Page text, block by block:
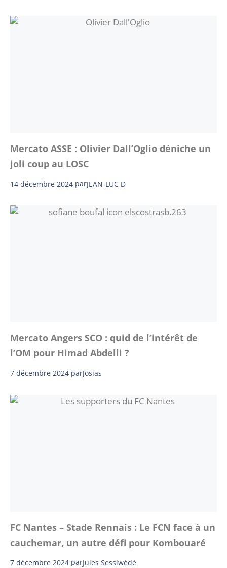
Mercato ASSE : Olivier Dall’Oglio déniche un
joli coup au LOSC
14 décembre 2024 parJEAN-LUC D
Mercato Angers SCO : quid de l’intérêt de
l’OM pour Himad Abdelli ?
7 décembre 2024 parJosias
FC Nantes – Stade Rennais : Le FCN face à un
cauchemar, un autre défi pour Kombouaré
7 décembre 2024 parJules Sessiwèdé